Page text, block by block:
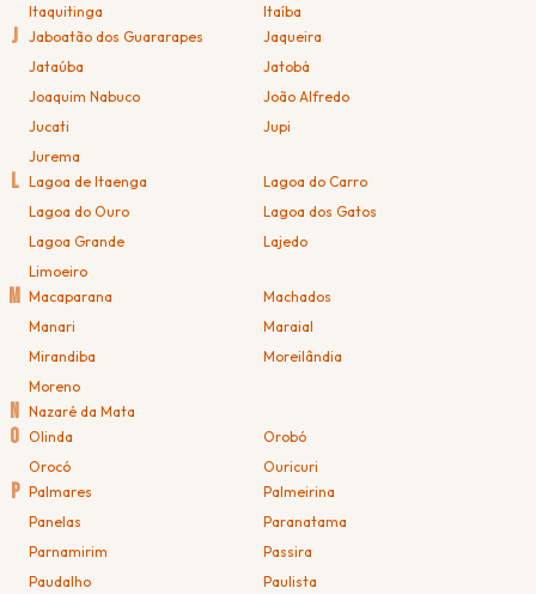
Itaquitinga
Itaíba
J Jaboatão dos Guararapes
Jaqueira
Jataúba
Jatobá
Joaquim Nabuco
João Alfredo
Jucati
Jupi
Jurema
L Lagoa de Itaenga
Lagoa do Carro
Lagoa do Ouro
Lagoa dos Gatos
Lagoa Grande
Lajedo
Limoeiro
M Macaparana
Machados
Manari
Maraial
Mirandiba
Moreilândia
Moreno
N Nazaré da Mata
O Olinda
Orobó
Orocó
Ouricuri
P Palmares
Palmeirina
Panelas
Paranatama
Parnamirim
Passira
Paudalho
Paulista